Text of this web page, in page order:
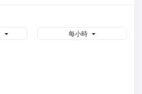
每小時